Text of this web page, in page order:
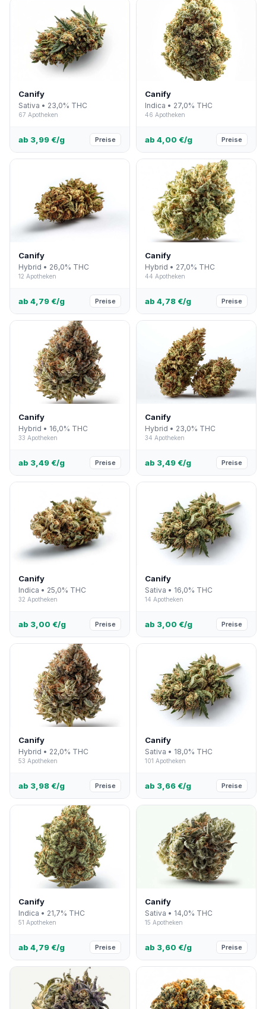
Canify
Sativa • 23,0% THC
67 Apotheken
ab 3,99 €/g Preise
Canify
Indica • 27,0% THC
46 Apotheken
ab 4,00 €/g Preise
Canify
Hybrid • 26,0% THC
12 Apotheken
ab 4,79 €/g Preise
Canify
Hybrid • 27,0% THC
44 Apotheken
ab 4,78 €/g Preise
Canify
Hybrid • 16,0% THC
33 Apotheken
ab 3,49 €/g Preise
Canify
Hybrid • 23,0% THC
34 Apotheken
ab 3,49 €/g Preise
Canify
Indica • 25,0% THC
32 Apotheken
ab 3,00 €/g Preise
Canify
Sativa • 16,0% THC
14 Apotheken
ab 3,00 €/g Preise
Canify
Hybrid • 22,0% THC
53 Apotheken
ab 3,98 €/g Preise
Canify
Sativa • 18,0% THC
101 Apotheken
ab 3,66 €/g Preise
Canify
Indica • 21,7% THC
51 Apotheken
ab 4,79 €/g Preise
Canify
Sativa • 14,0% THC
15 Apotheken
ab 3,60 €/g Preise